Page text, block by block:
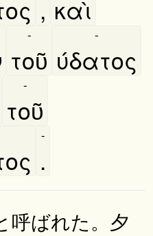
, καὶ
τοῦ
-
ύδατος
-
τοῦ
-
.
-
呼ばれた。夕